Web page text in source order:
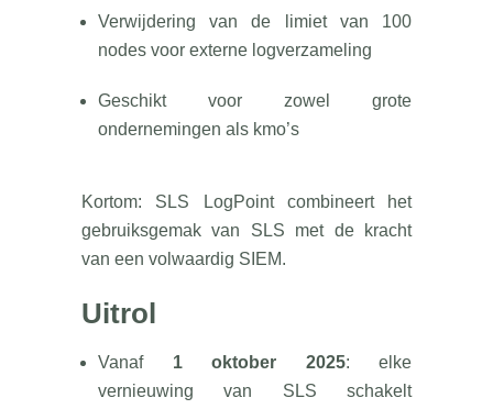
Verwijdering van de limiet van 100
nodes voor externe logverzameling
Geschikt voor zowel grote
ondernemingen als kmo’s
Kortom: SLS LogPoint combineert het
gebruiksgemak van SLS met de kracht
van een volwaardig SIEM.
Uitrol
Vanaf 1 oktober 2025: elke
vernieuwing van SLS schakelt